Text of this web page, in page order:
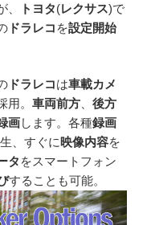
トヨタ(レクサス)で
ドラレコ を設定開始
ドラレコは車載カメ
用。 車両前方
後方
画します。各種録画
、すぐに映像内容を
タ をスマートフォン
することも可能。